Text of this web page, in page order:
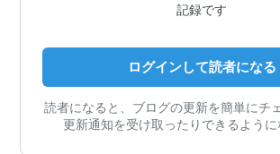
記録です
ログインして読者になる
読者になると、ブログの更新を簡単にチ
更新通知を受け取ったりできるように